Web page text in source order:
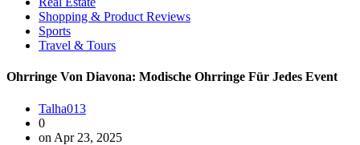
Shopping & Product Reviews
Sports
Travel & Tours
Ohrringe Von Diavona: Modische Ohrringe Für Jedes Event
Talha013
0
on Apr 23, 2025